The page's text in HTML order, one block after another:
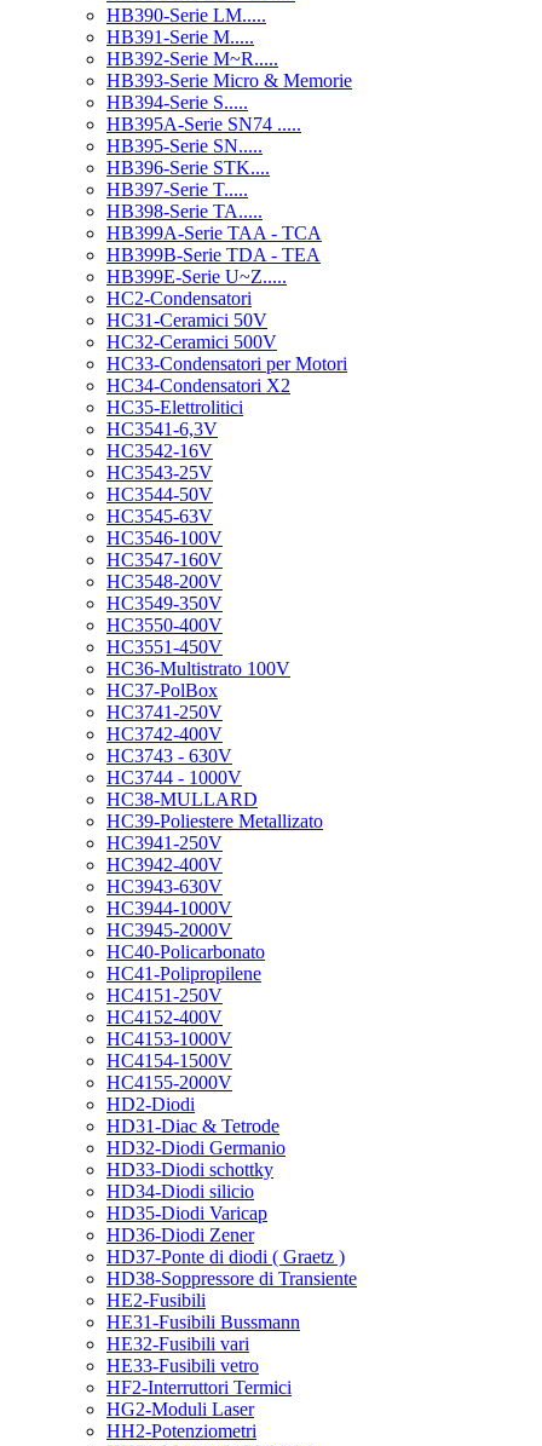
HB390-Serie LM.....
HB391-Serie M.....
HB392-Serie M~R.....
HB393-Serie Micro & Memorie
HB394-Serie S.....
HB395A-Serie SN74 .....
HB395-Serie SN.....
HB396-Serie STK....
HB397-Serie T.....
HB398-Serie TA.....
HB399A-Serie TAA - TCA
HB399B-Serie TDA - TEA
HB399E-Serie U~Z.....
HC2-Condensatori
HC31-Ceramici 50V
HC32-Ceramici 500V
HC33-Condensatori per Motori
HC34-Condensatori X2
HC35-Elettrolitici
HC3541-6,3V
HC3542-16V
HC3543-25V
HC3544-50V
HC3545-63V
HC3546-100V
HC3547-160V
HC3548-200V
HC3549-350V
HC3550-400V
HC3551-450V
HC36-Multistrato 100V
HC37-PolBox
HC3741-250V
HC3742-400V
HC3743 - 630V
HC3744 - 1000V
HC38-MULLARD
HC39-Poliestere Metallizato
HC3941-250V
HC3942-400V
HC3943-630V
HC3944-1000V
HC3945-2000V
HC40-Policarbonato
HC41-Polipropilene
HC4151-250V
HC4152-400V
HC4153-1000V
HC4154-1500V
HC4155-2000V
HD2-Diodi
HD31-Diac & Tetrode
HD32-Diodi Germanio
HD33-Diodi schottky
HD34-Diodi silicio
HD35-Diodi Varicap
HD36-Diodi Zener
HD37-Ponte di diodi ( Graetz )
HD38-Soppressore di Transiente
HE2-Fusibili
HE31-Fusibili Bussmann
HE32-Fusibili vari
HE33-Fusibili vetro
HF2-Interruttori Termici
HG2-Moduli Laser
HH2-Potenziometri